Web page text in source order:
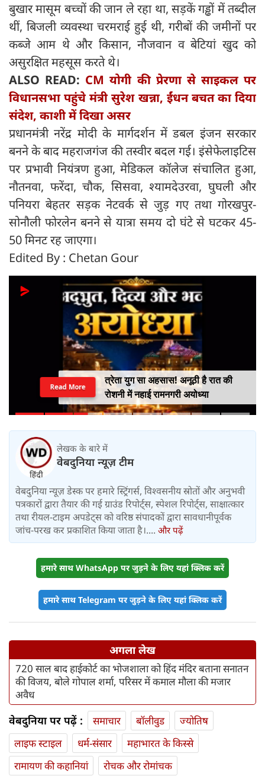
बुखार मासूम बच्चों की जान ले रहा था, सड़कें गड्ढों में तब्दील
थीं, बिजली व्यवस्था चरमराई हुई थी, गरीबों की जमीनों पर
कब्जे आम थे और किसान, नौजवान व बेटियां खुद को
असुरक्षित महसूस करते थे।
ALSO READ: CM योगी की प्रेरणा से साइकल पर
विधानसभा पहुंचे मंत्री सुरेश खन्ना, ईंधन बचत का दिया
संदेश, काशी में दिखा असर
प्रधानमंत्री नरेंद्र मोदी के मार्गदर्शन में डबल इंजन सरकार
बनने के बाद महराजगंज की तस्वीर बदल गई। इंसेफेलाइटिस
पर प्रभावी नियंत्रण हुआ, मेडिकल कॉलेज संचालित हुआ,
नौतनवा, फरेंदा, चौक, सिसवा, श्यामदेउरवा, घुघली और
पनियरा बेहतर सड़क नेटवर्क से जुड़ गए तथा गोरखपुर-
सोनौली फोरलेन बनने से यात्रा समय दो घंटे से घटकर 45-
50 मिनट रह जाएगा।
Edited By : Chetan Gour
त्रेता युग सा अहसास! अनूठी है रात की
रोशनी में नहाई रामनगरी अयोध्या
Read More
लेखक के बारे में
वेबदुनिया न्यूज़ टीम
वेबदुनिया न्यूज़ डेस्क पर हमारे स्ट्रिंगर्स, विश्वसनीय स्रोतों और अनुभवी
पत्रकारों द्वारा तैयार की गई ग्राउंड रिपोर्ट्स, स्पेशल रिपोर्ट्स, साक्षात्कार
तथा रीयल-टाइम अपडेट्स को वरिष्ठ संपादकों द्वारा सावधानीपूर्वक
जांच-परख कर प्रकाशित किया जाता है।.... और पढ़ें
हमारे साथ WhatsApp पर जुड़ने के लिए यहां क्लिक करें
हमारे साथ Telegram पर जुड़ने के लिए यहां क्लिक करें
अगला लेख
720 साल बाद हाईकोर्ट का भोजशाला को हिंद मंदिर बताना सनातन
की विजय, बोले गोपाल शर्मा, परिसर में कमाल मौला की मजार
अवैध
वेबदुनिया पर पढ़ें : समाचार बॉलीवुड
ज्योतिष
लाइफ स्‍टाइल
धर्म-संसार
महाभारत के किस्से
रामायण की कहानियां
रोचक और रोमांचक